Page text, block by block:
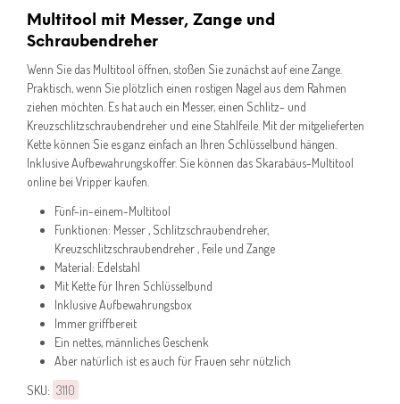
Multitool mit Messer, Zange und
Schraubendreher
Wenn Sie das Multitool öffnen, stoßen Sie zunächst auf eine Zange.
Praktisch, wenn Sie plötzlich einen rostigen Nagel aus dem Rahmen
ziehen möchten. Es hat auch ein Messer, einen Schlitz- und
Kreuzschlitzschraubendreher und eine Stahlfeile. Mit der mitgelieferten
Kette können Sie es ganz einfach an Ihren Schlüsselbund hängen.
Inklusive Aufbewahrungskoffer. Sie können das Skarabäus-Multitool
online bei Vripper kaufen.
Fünf-in-einem-Multitool
Funktionen: Messer , Schlitzschraubendreher,
Kreuzschlitzschraubendreher , Feile und Zange
Material: Edelstahl
Mit Kette für Ihren Schlüsselbund
Inklusive Aufbewahrungsbox
Immer griffbereit
Ein nettes, männliches Geschenk
Aber natürlich ist es auch für Frauen sehr nützlich
SKU: 3110